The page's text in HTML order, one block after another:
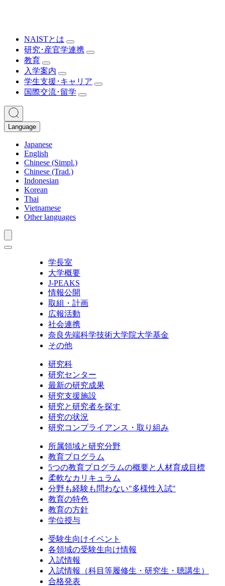
NAISTとは
研究･産官学連携
教育
入学案内
学生支援･キャリア
国際交流･留学
Language
Japanese
English
Chinese (Simpl.)
Chinese (Trad.)
Indonesian
Korean
Thai
Vietnamese
Other languages
学長室
大学概要
J-PEAKS
情報公開
取組・計画
広報活動
社会連携
奈良先端科学技術大学院大学基金
その他
研究科
研究センター
最新の研究成果
研究支援施設
研究と研究者を探す
研究の状況
研究コンプライアンス・取り組み
所属領域と研究分野
教育プログラム
5つの教育プログラムの概要と人材育成目標
柔軟なカリキュラム
分野も経験も問わない"多様性入試"
教育の特色
教育の方針
学位授与
受験生向けイベント
各領域の受験生向け情報
入試情報
入試情報（科目等履修生・研究生・聴講生）
合格発表